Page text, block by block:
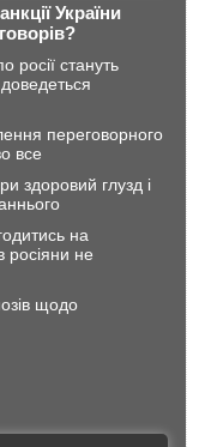
України
росії стануть
переговорного
все
здоровий глузд і
на
росіяни не
щодо